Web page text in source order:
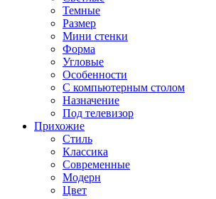
Темные
Размер
Мини стенки
Форма
Угловые
Особенности
С компьютерным столом
Назначение
Под телевизор
Прихожие
Стиль
Классика
Современные
Модерн
Цвет